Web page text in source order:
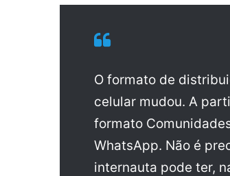
O formato de
celular mudou. A
formato
WhatsApp. Não é
internauta pode ter,